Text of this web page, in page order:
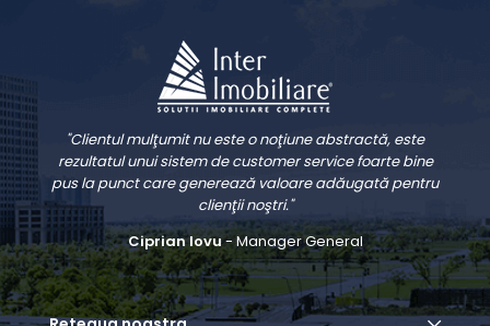
"Clientul mulţumit nu este o noţiune abstractă, este
rezultatul unui sistem de customer service foarte bine
pus la punct care generează valoare adăugată pentru
clienţii noştri."
Ciprian Iovu- Manager General